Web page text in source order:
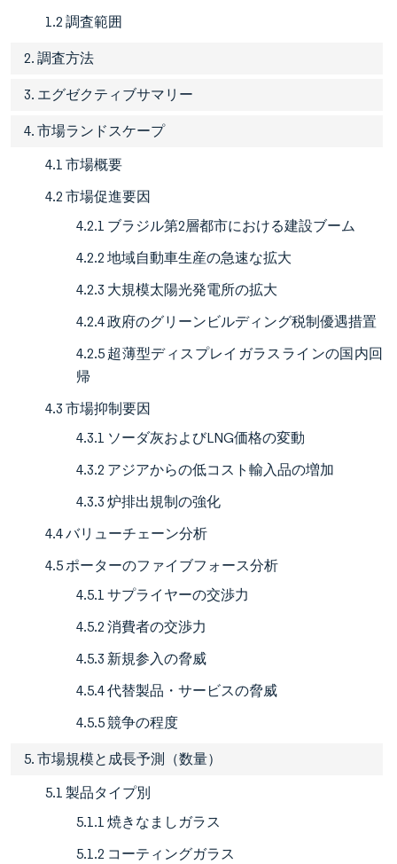
1.2 調査範囲
2. 調査方法
3. エグゼクティブサマリー
4. 市場ランドスケープ
4.1 市場概要
4.2 市場促進要因
4.2.1 ブラジル第2層都市における建設ブーム
4.2.2 地域自動車生産の急速な拡大
4.2.3 大規模太陽光発電所の拡大
4.2.4 政府のグリーンビルディング税制優遇措置
4.2.5 超薄型ディスプレイガラスラインの国内回
帰
4.3 市場抑制要因
4.3.1 ソーダ灰およびLNG価格の変動
4.3.2 アジアからの低コスト輸入品の増加
4.3.3 炉排出規制の強化
4.4 バリューチェーン分析
4.5 ポーターのファイブフォース分析
4.5.1 サプライヤーの交渉力
4.5.2 消費者の交渉力
4.5.3 新規参入の脅威
4.5.4 代替製品・サービスの脅威
4.5.5 競争の程度
5. 市場規模と成長予測（数量）
5.1 製品タイプ別
5.1.1 焼きなましガラス
5.1.2 コーティングガラス